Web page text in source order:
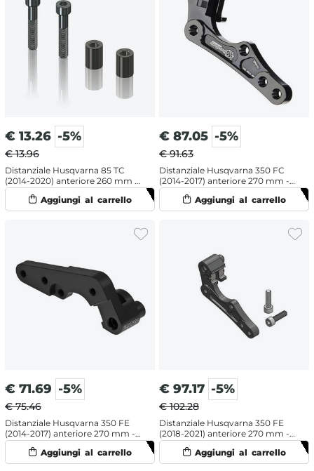
€ 13.26 -5%
€ 13.96
Distanziale Husqvarna 85 TC
(2014-2020) anteriore 260 mm -
Moto Master
€ 87.05 -5%
€ 91.63
Distanziale Husqvarna 350 FC
(2014-2017) anteriore 270 mm -
Moto Master
€ 71.69 -5%
€ 75.46
Distanziale Husqvarna 350 FE
(2014-2017) anteriore 270 mm -
Galfer
€ 97.17 -5%
€ 102.28
Distanziale Husqvarna 350 FE
(2018-2021) anteriore 270 mm -
Moto Master